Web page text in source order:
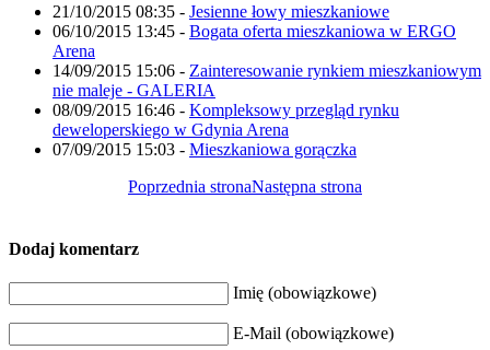
21/10/2015 08:35 - Jesienne łowy mieszkaniowe
06/10/2015 13:45 - Bogata oferta mieszkaniowa w ERGO
Arena
14/09/2015 15:06 - Zainteresowanie rynkiem mieszkaniowym
nie maleje - GALERIA
08/09/2015 16:46 - Kompleksowy przegląd rynku
deweloperskiego w Gdynia Arena
07/09/2015 15:03 - Mieszkaniowa gorączka
Poprzednia stronaNastępna strona
Dodaj komentarz
Imię (obowiązkowe)
E-Mail (obowiązkowe)